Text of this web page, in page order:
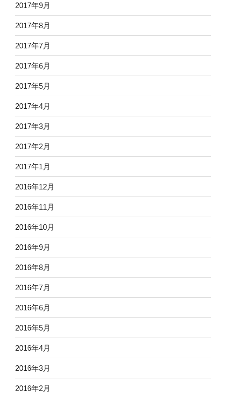
2017年9月
2017年8月
2017年7月
2017年6月
2017年5月
2017年4月
2017年3月
2017年2月
2017年1月
2016年12月
2016年11月
2016年10月
2016年9月
2016年8月
2016年7月
2016年6月
2016年5月
2016年4月
2016年3月
2016年2月